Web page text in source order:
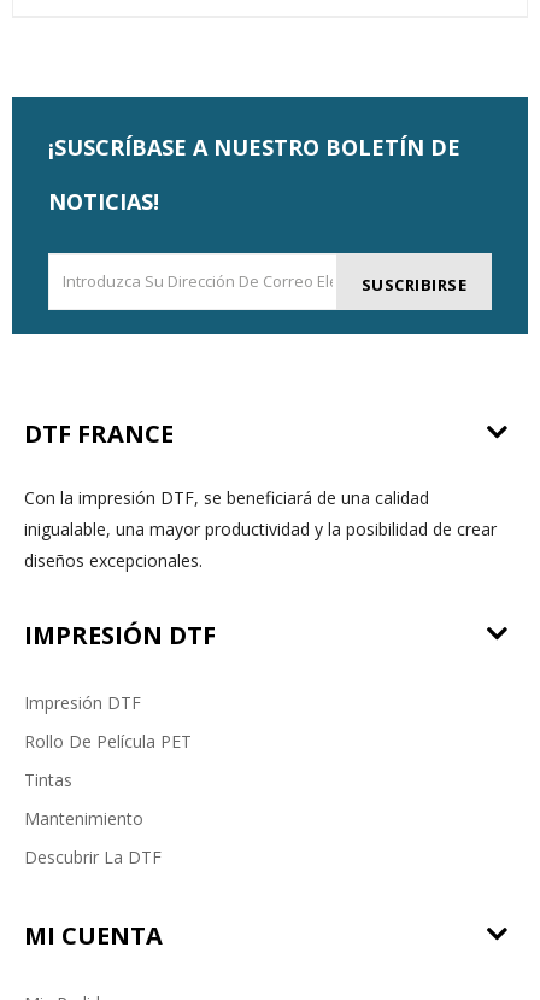
¡SUSCRÍBASE A NUESTRO BOLETÍN DE
NOTICIAS!
SUSCRIBIRSE
DTF FRANCE
Con la impresión DTF, se beneficiará de una calidad
inigualable, una mayor productividad y la posibilidad de crear
diseños excepcionales.
IMPRESIÓN DTF
Impresión DTF
Rollo De Película PET
Tintas
Mantenimiento
Descubrir La DTF
MI CUENTA